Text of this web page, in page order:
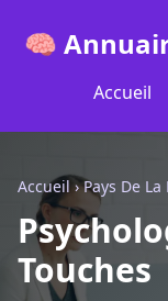
🧠
Accueil
Accueil ›Pays De La
Touches